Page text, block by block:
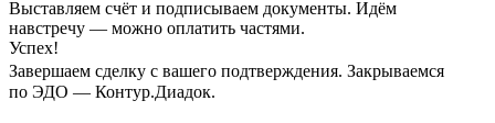
Выставляем счёт и подписываем документы. Идём
навстречу — можно оплатить частями.
Успех!
Завершаем сделку с вашего подтверждения. Закрываемся
по ЭДО — Контур.Диадок.